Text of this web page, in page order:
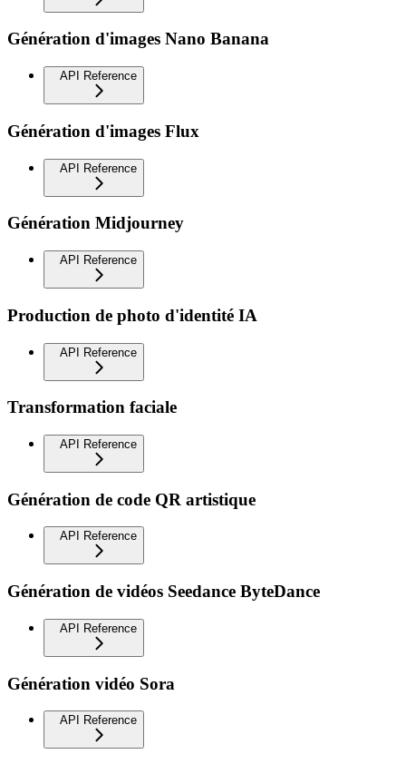
Génération d'images Nano Banana
API Reference
Génération d'images Flux
API Reference
Génération Midjourney
API Reference
Production de photo d'identité IA
API Reference
Transformation faciale
API Reference
Génération de code QR artistique
API Reference
Génération de vidéos Seedance ByteDance
API Reference
Génération vidéo Sora
API Reference